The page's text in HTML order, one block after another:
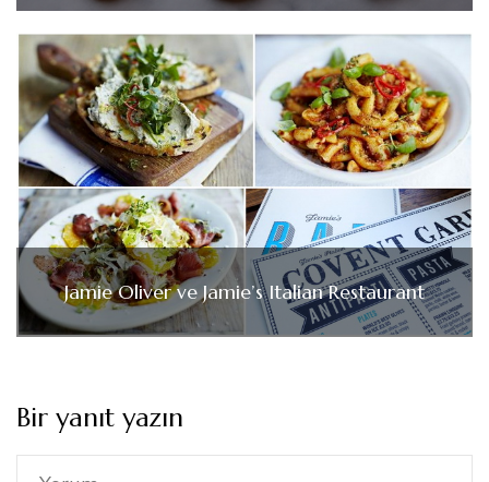
Jamie Oliver ve Jamie’s Italian Restaurant
Bir yanıt yazın